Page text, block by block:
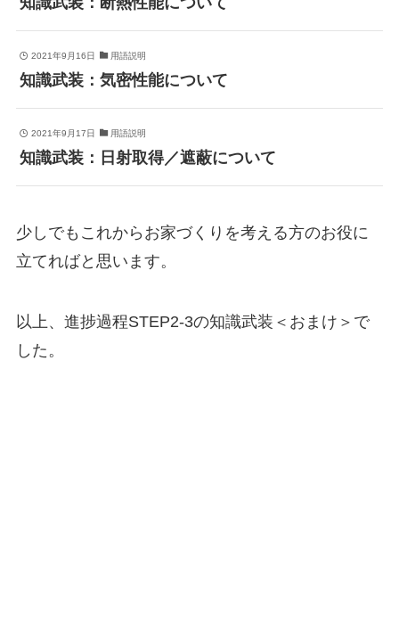
2021年9月16日 用語説明
知識武装：気密性能について
2021年9月17日 用語説明
知識武装：日射取得／遮蔽について
少しでもこれからお家づくりを考える方のお役に
立てればと思います。
以上、進捗過程STEP2-3の知識武装＜おまけ＞で
した。